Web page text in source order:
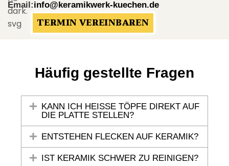
Email:info@keramikwerk-kuechen.de
TERMIN VEREINBAREN
Häufig gestellte Fragen
KANN ICH HEISSE TÖPFE DIREKT AUF D
IE PLATTE STELLEN?
ENTSTEHEN FLECKEN AUF KERAMIK?
IST KERAMIK SCHWER ZU REINIGEN?